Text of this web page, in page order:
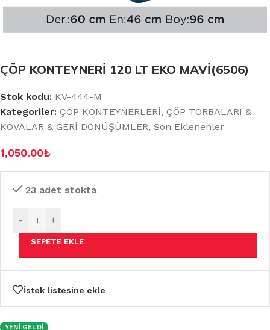
ÇÖP KONTEYNERİ 120 LT EKO MAVİ(6506)
Stok kodu: KV-444-M
Kategoriler: ÇÖP KONTEYNERLERİ, ÇÖP TORBALARI &
KOVALAR & GERİ DÖNÜŞÜMLER, Son Eklenenler
1,050.00₺
23 adet stokta
- +
SEPETE EKLE
İstek listesine ekle
YENİ GELDİ